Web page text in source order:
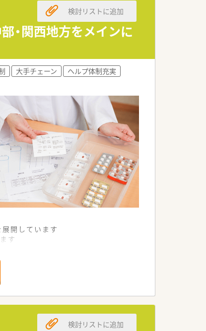
・関西地方をメインに
検討リストに追加
大手チェーン
ヘルプ体制充実
開しています
す
様々な店舗を運営しています
店舗設置しています
りが働きやすい環境が整備されて
検討リストに追加